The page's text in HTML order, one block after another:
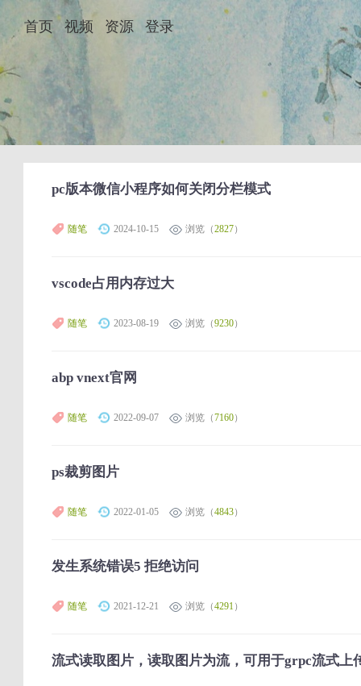
首页 视频 资源 登录
pc版本微信小程序如何关闭分栏模式
随笔 2024-10-15 浏览（2827）
vscode占用内存过大
随笔 2023-08-19 浏览（9230）
abp vnext官网
随笔 2022-09-07 浏览（7160）
ps裁剪图片
随笔 2022-01-05 浏览（4843）
发生系统错误5 拒绝访问
随笔 2021-12-21 浏览（4291）
流式读取图片，读取图片为流，可用于grpc流式上